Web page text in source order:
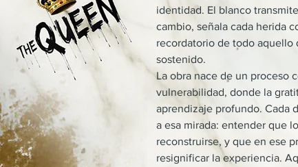
identidad. El blanco
cambio, señala cada herida
recordatorio de todo aquello
sostenido.
La obra nace de un proceso
vulnerabilidad, donde la
aprendizaje profundo. Cada
a esa mirada: entender que
reconstruirse, y que en ese
resignificar la experiencia.